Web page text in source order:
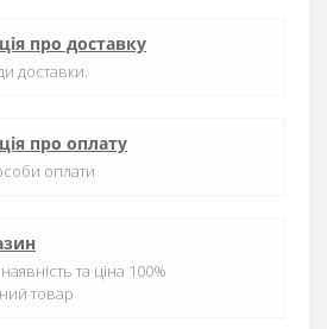
про доставку
доставки.
про оплату
оплати
та ціна 100%
товар